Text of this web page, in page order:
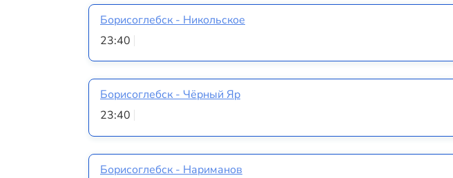
Борисоглебск - Никольское
23:40
Борисоглебск - Чёрный Яр
23:40
Борисоглебск - Нариманов